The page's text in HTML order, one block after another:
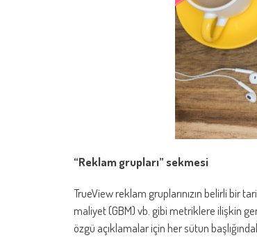
“Reklam grupları” sekmesi
TrueView reklam gruplarınızın belirli bir
maliyet (GBM) vb. gibi metriklere ilişkin
özgü açıklamalar için her sütun